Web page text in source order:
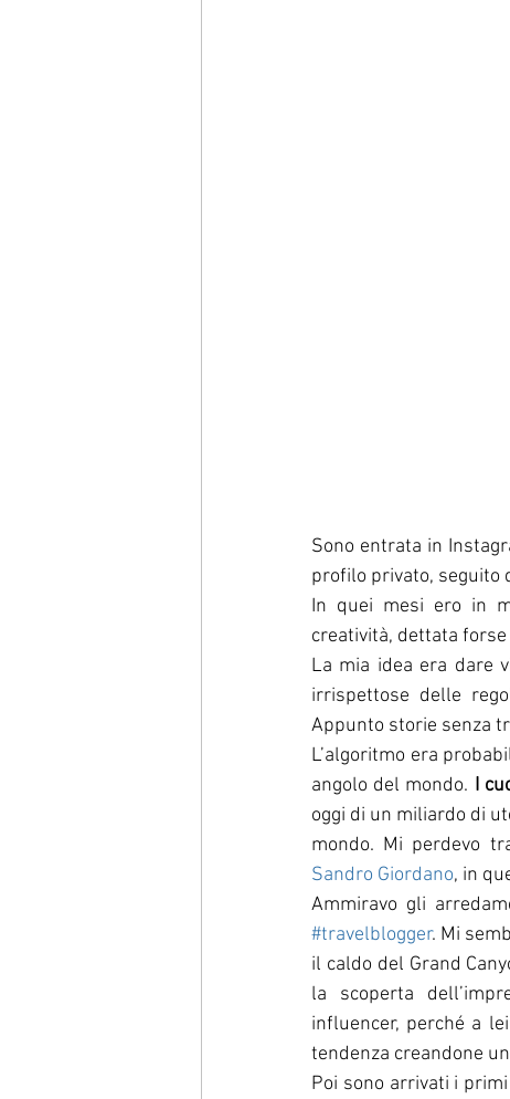
Sono entrata in
profilo privato, seguito
In quei mesi ero in
creatività, dettata
La mia idea era dare
irrispettose delle
Appunto storie senza
L’algoritmo era
angolo del mondo. I
oggi di un miliardo di
mondo. Mi perdevo
Sandro Giordano, in
Ammiravo gli
#travelblogger. Mi
il caldo del Grand
la scoperta
influencer, perché a
tendenza creandone
Poi sono arrivati i